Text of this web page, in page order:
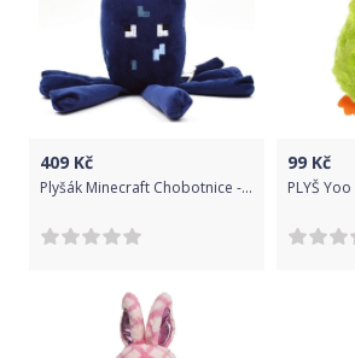
409 Kč
Plyšák Minecraft Chobotnice - 16 cm
99 Kč